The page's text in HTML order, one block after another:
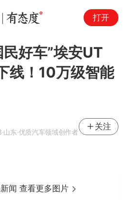
打开
好车”埃安UT
线！10万级智能
·山东·优质汽车领域创作者
关注
闻 查看更多图片